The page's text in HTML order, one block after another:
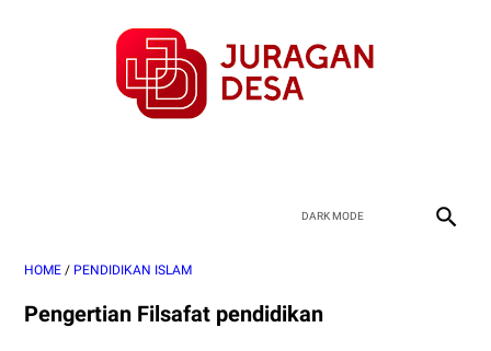
HOME / PENDIDIKAN ISLAM
Pengertian Filsafat pendidikan